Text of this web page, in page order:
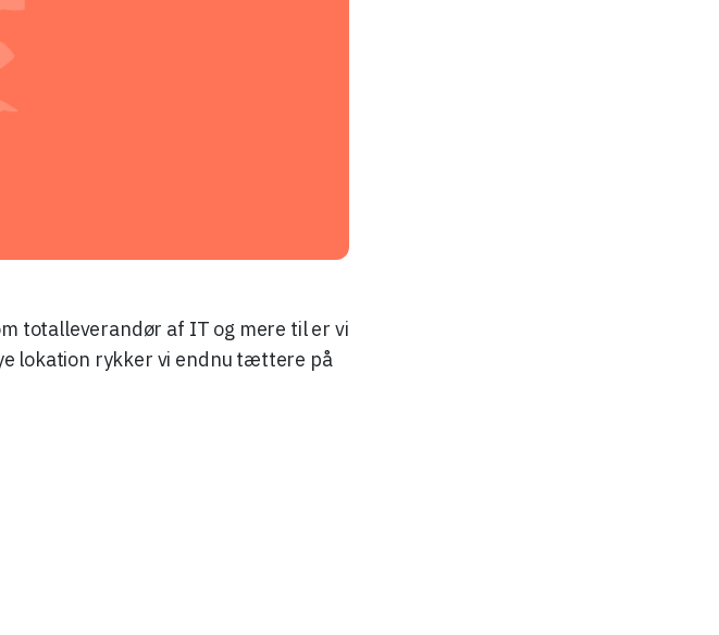
totalleverandør af IT og mere til er vi
lokation rykker vi endnu tættere på